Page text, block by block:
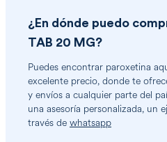
¿En dónde puedo
TAB 20 MG?
Puedes encontrar paroxetina
excelente precio, donde te
y envíos a cualquier parte del
una asesoría personalizada, un
través de whatsapp